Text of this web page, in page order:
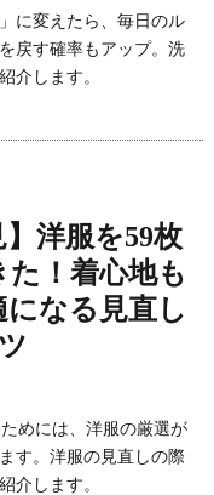
に変えたら、毎日のル
戻す確率もアップ。洗
介します。
】洋服を59枚
た！着心地も
になる見直し
めには、洋服の厳選が
す。洋服の見直しの際
介します。